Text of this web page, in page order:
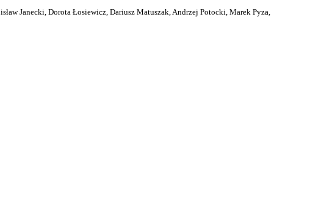
Janecki, Dorota Łosiewicz, Dariusz Matuszak, Andrzej Potocki, Marek Pyza,